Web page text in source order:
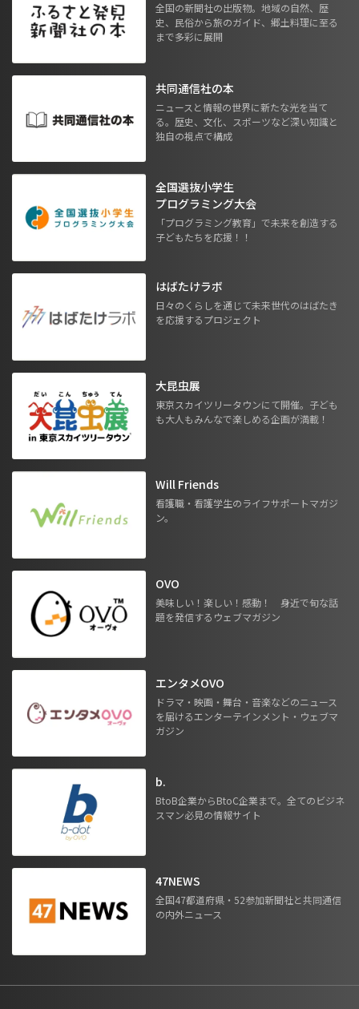
全国の新聞社の出版物。地域の自然、歴
史、民俗から旅のガイド、郷土料理に至る
まで多彩に展開
共同通信社の本
ニュースと情報の世界に新たな光を当て
る。歴史、文化、スポーツなど深い知識と
独自の視点で構成
全国選抜小学生
プログラミング大会
「プログラミング教育」で未来を創造する
子どもたちを応援！！
はばたけラボ
日々のくらしを通じて未来世代のはばたき
を応援するプロジェクト
大昆虫展
東京スカイツリータウンにて開催。子ども
も大人もみんなで楽しめる企画が満載！
Will Friends
看護職・看護学生のライフサポートマガジ
ン。
OVO
美味しい！楽しい！感動！ 身近で旬な話
題を発信するウェブマガジン
エンタメOVO
ドラマ・映画・舞台・音楽などのニュース
を届けるエンターテインメント・ウェブマ
ガジン
b.
BtoB企業からBtoC企業まで。全てのビジネ
スマン必見の情報サイト
47NEWS
全国47都道府県・52参加新聞社と共同通信
の内外ニュース